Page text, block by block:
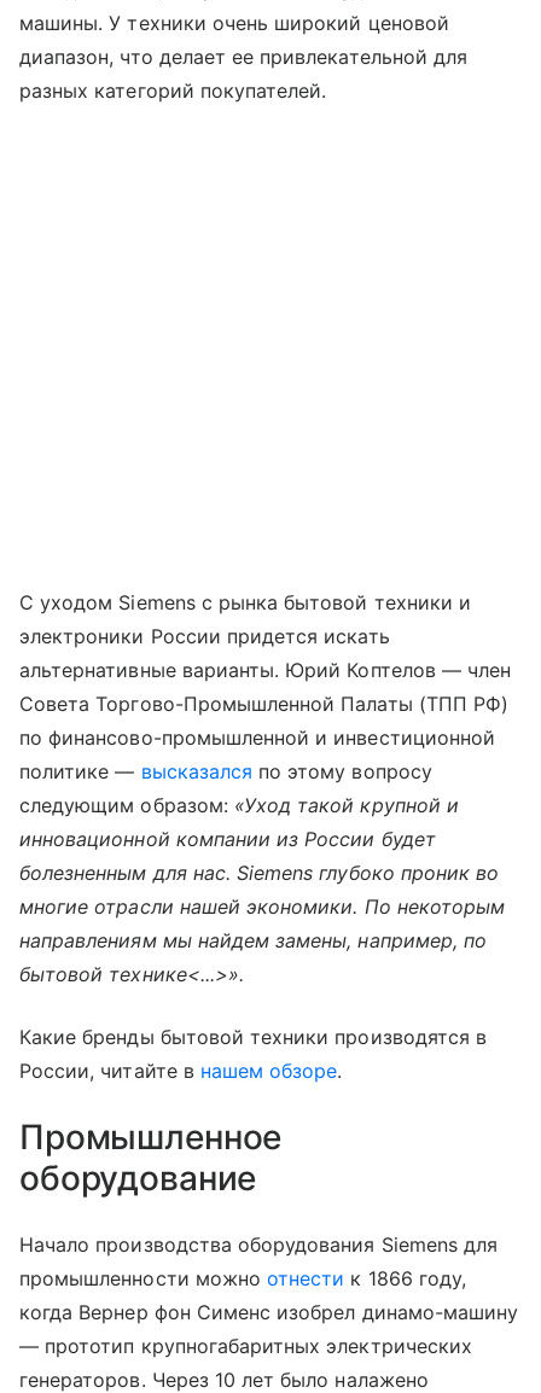
машины. У техники очень широкий ценовой
диапазон, что делает ее привлекательной для
разных категорий покупателей.
С уходом Siemens с рынка бытовой техники и
электроники России придется искать
альтернативные варианты. Юрий Коптелов — член
Совета Торгово-Промышленной Палаты (ТПП РФ)
по финансово-промышленной и инвестиционной
политике — высказался по этому вопросу
следующим образом: «Уход такой крупной и
инновационной компании из России будет
болезненным для нас. Siemens глубоко проник во
многие отрасли нашей экономики. По некоторым
направлениям мы найдем замены, например, по
бытовой технике<...>».
Какие бренды бытовой техники производятся в
России, читайте в нашем обзоре.
Промышленное
оборудование
Начало производства оборудования Siemens для
промышленности можноотнести к 1866 году,
когда Вернер фон Сименс изобрел динамо-машину
— прототип крупногабаритных электрических
генераторов. Через 10 лет было налажено